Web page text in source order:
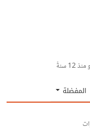
12 سنةً
المفضلة